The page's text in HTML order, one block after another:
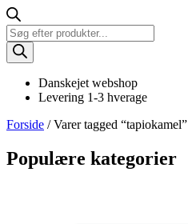
Products
search
Danskejet webshop
Levering 1-3 hverage
Forside / Varer tagged “tapiokamel”
Populære kategorier